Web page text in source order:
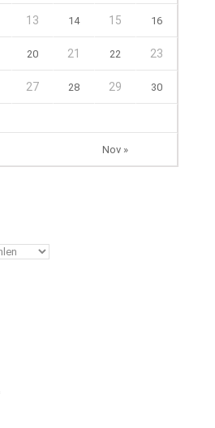
Nov »
13 14 15 16
20 21 22 23
27 28 29 30